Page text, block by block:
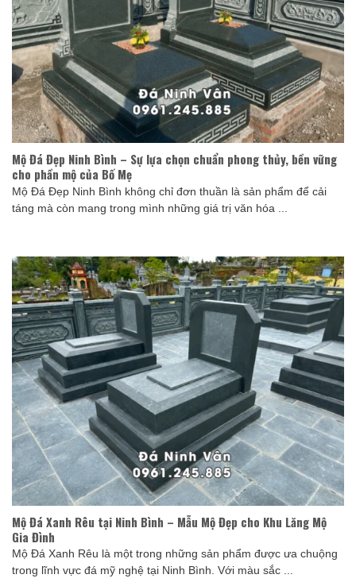
Mộ Đá Đẹp Ninh Bình – Sự lựa chọn chuẩn phong thủy, bền vững
cho phần mộ của Bố Mẹ
Mộ Đá Đẹp Ninh Bình không chỉ đơn thuần là sản phẩm để cải
táng mà còn mang trong mình những giá trị văn hóa ...
Mộ Đá Xanh Rêu tại Ninh Bình – Mẫu Mộ Đẹp cho Khu Lăng Mộ
Gia Đình
Mộ Đá Xanh Rêu là một trong những sản phẩm được ưa chuộng
trong lĩnh vực đá mỹ nghệ tại Ninh Bình. Với màu sắc ...